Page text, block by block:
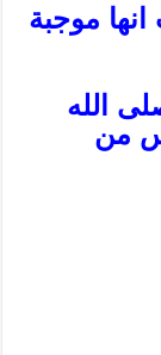
موجبة
الله
من